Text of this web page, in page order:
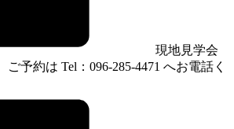
現地見学会
ご予約は Tel：096-285-4471 へお電話く